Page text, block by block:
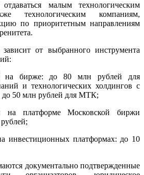
малым технологическим
технологическим компаниям,
по приоритетным направлениям
зависит от выбранного инструмента
на бирже: до 80 млн рублей для
и технологических холдингов с
50 млн рублей для МТК;
на платформе Московской биржи
инвестиционных платформах: до 10
документально подтвержденные